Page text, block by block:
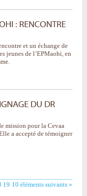
: RENCONTRE
et un échange de
jeunes de l’EPMaohi, en
DU DR
mission pour la Cevaa
a accepté de témoigner
10 éléments suivants »
19